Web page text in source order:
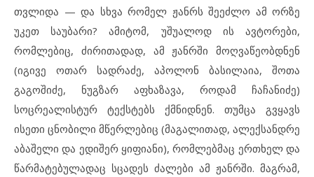
თვლიდა — და სხვა რომელ ჟანრს შეეძლო ამ ორზე
უკეთ საუბარი? ამიტომ, უშუალოდ ის ავტორები,
რომლებიც, ძირითადად, ამ ჟანრში მოღვაწეობდნენ
(იგივე ოთარ სადრაძე, აპოლონ ბასილაია, შოთა
გაგოშიძე, ნუგზარ აფხაზავა, როდამ ჩაჩანიძე)
სოცრეალისტურ ტექსტებს ქმნიდნენ. თუმცა გვყავს
ისეთი ცნობილი მწერლებიც (მაგალითად, ალექსანდრე
აბაშელი და ედიშერ ყიფიანი), რომლებმაც ერთხელ და
წარმატებულადაც სცადეს ძალები ამ ჟანრში. მაგრამ,